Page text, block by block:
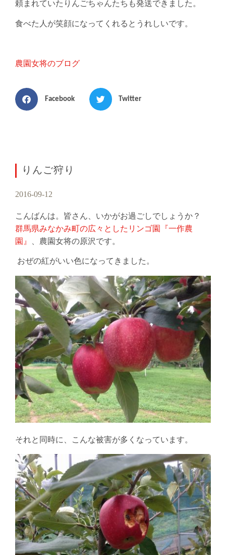
頼まれていたりんごちゃんたちも発送できました。
食べた人が笑顔になってくれるとうれしいです。
農園女将のブログ
Facebook Twitter
りんご狩り
2016-09-12
こんばんは。皆さん、いかがお過ごしでしょうか？
群馬県みなかみ町の広々としたリンゴ園『一作農
園』
、農園女将の原沢です。
おぜの紅がいい色になってきました。
それと同時に、こんな被害が多くなっています。